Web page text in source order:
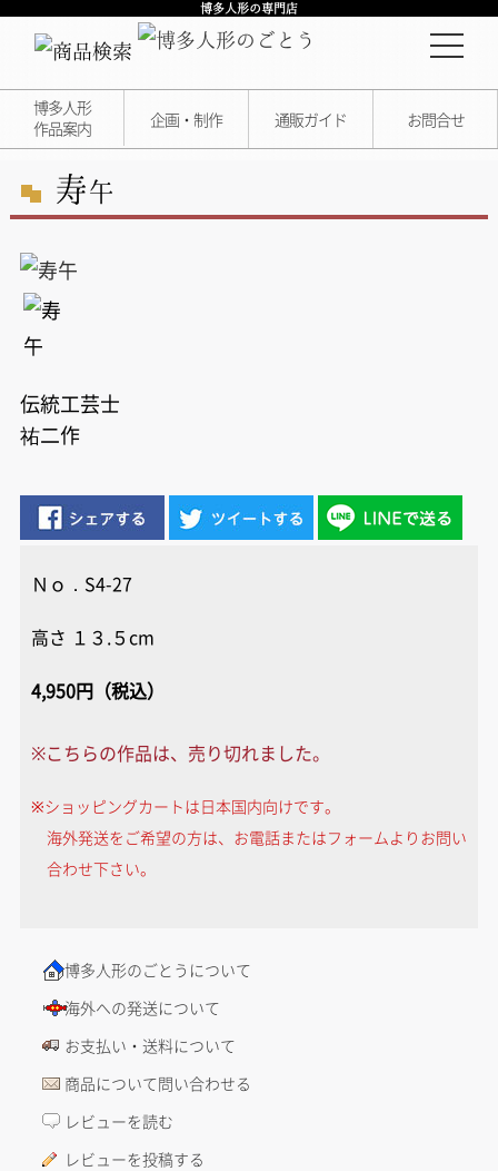
博多人形の専門店
博多人形
作品案内
企画・制作 通販ガイド お問合せ
寿午
伝統工芸士
祐二作
Ｎｏ．S4-27
高さ １３.５cm
4,950円（税込）
※こちらの作品は、売り切れました。
※ショッピングカートは日本国内向けです。
海外発送をご希望の方は、お電話またはフォームよりお問い
合わせ下さい。
博多人形のごとうについて
海外への発送について
お支払い・送料について
商品について問い合わせる
レビューを読む
レビューを投稿する